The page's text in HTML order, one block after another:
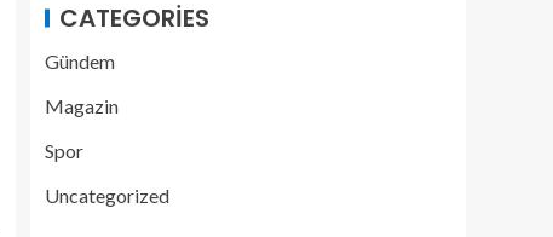
CATEGORIES
Gündem
Magazin
Spor
Uncategorized